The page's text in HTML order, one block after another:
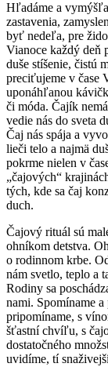
Hľadáme a
zastavenia,
byť nedeľa, pre
Vianoce každý deň
duše stíšenie, čistú
preciťujeme v čase
uponáhľanou
či móda. Čajík
vedie nás do sveta
Čaj nás spája a
lieči telo a najmä
pokrme nielen v
„čajových“
tých, kde sa čaj
duch.
Čajový rituál sú
ohníkom detstva.
o rodinnom krbe.
nám svetlo, teplo a
Rodiny sa
nami. Spomíname
pripomíname, s
šťastní chvíľu, s
dostatočného
uvidíme, tí